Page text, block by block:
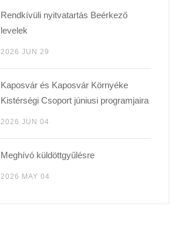
Rendkívüli nyitvatartás Beérkező
levelek
2026 JUN 29
Kaposvár és Kaposvár Környéke
Kistérségi Csoport júniusi programjaira
2026 JUN 04
Meghívó küldöttgyűlésre
2026 MAY 04